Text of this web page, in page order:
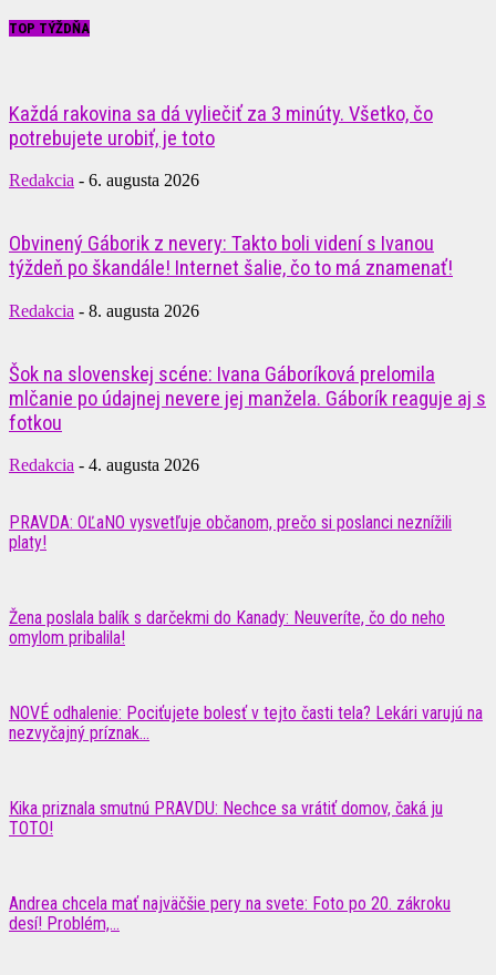
TOP TÝŽDŇA
Každá rakovina sa dá vyliečiť za 3 minúty. Všetko, čo
potrebujete urobiť, je toto
Redakcia - 6. augusta 2026
Obvinený Gáborik z nevery: Takto boli videní s Ivanou
týždeň po škandále! Internet šalie, čo to má znamenať!
Redakcia - 8. augusta 2026
Šok na slovenskej scéne: Ivana Gáboríková prelomila
mlčanie po údajnej nevere jej manžela. Gáborík reaguje aj s
fotkou
Redakcia - 4. augusta 2026
PRAVDA: OĽaNO vysvetľuje občanom, prečo si poslanci neznížili
platy!
Žena poslala balík s darčekmi do Kanady: Neuveríte, čo do neho
omylom pribalila!
NOVÉ odhalenie: Pociťujete bolesť v tejto časti tela? Lekári varujú na
nezvyčajný príznak...
Kika priznala smutnú PRAVDU: Nechce sa vrátiť domov, čaká ju
TOTO!
Andrea chcela mať najväčšie pery na svete: Foto po 20. zákroku
desí! Problém,...